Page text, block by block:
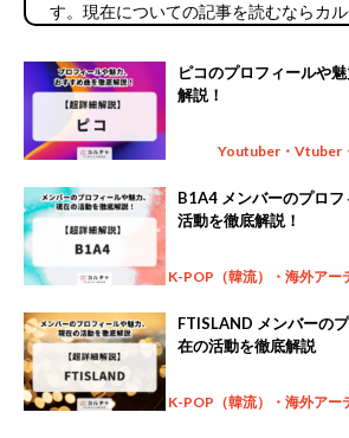
す。現在についての記事を読むならカル
ピコのプロフィールや
解説！
Youtuber・Vtuber
B1A4 メンバーのプロ
活動を徹底解説！
K-POP（韓流）・海外アー
FTISLAND メンバーの
在の活動を徹底解説
K-POP（韓流）・海外アー